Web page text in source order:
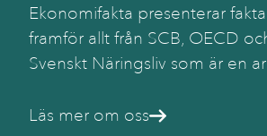
Ekonomifakta presenterar
framför allt från SCB, OECD
Svenskt Näringsliv som är en
Läs mer om oss